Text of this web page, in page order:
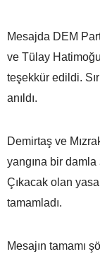
Mesajda DEM
ve Tülay
teşekkür edildi.
anıldı.
Demirtaş ve
yangına bir damla
Çıkacak olan
tamamladı.
Mesajın tamamı